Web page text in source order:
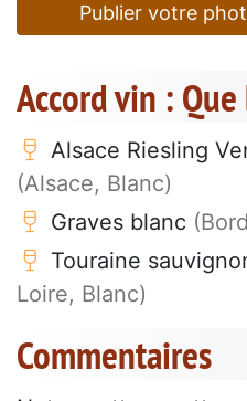
Publier votre
Accord vin :
Alsace Riesling
(Alsace, Blanc)
Graves blanc
Touraine
Loire, Blanc)
Commentaires